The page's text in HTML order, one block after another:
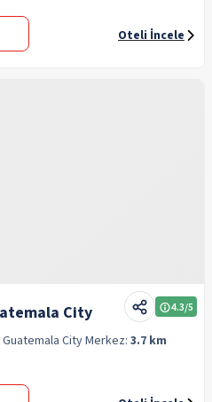
Oteli İncele
City 4.3/5
Guatemala CityMerkez: 3.7 km